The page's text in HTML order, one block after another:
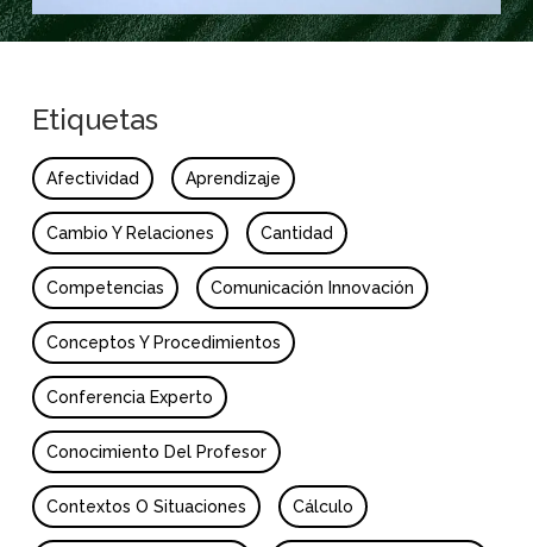
Etiquetas
Afectividad Aprendizaje
Cambio Y Relaciones Cantidad
Competencias Comunicación Innovación
Conceptos Y Procedimientos
Conferencia Experto
Conocimiento Del Profesor
Contextos O Situaciones Cálculo